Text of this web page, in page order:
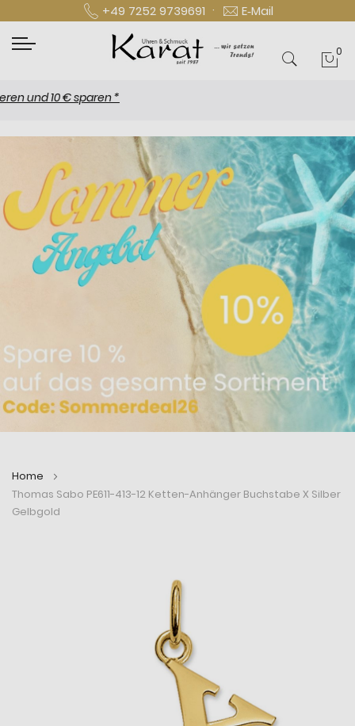
+49 7252 9739691 · E‑Mail
0
10 € sparen *
Home
Thomas Sabo PE611-413-12 Ketten-Anhänger Buchstabe X Silber
Gelbgold